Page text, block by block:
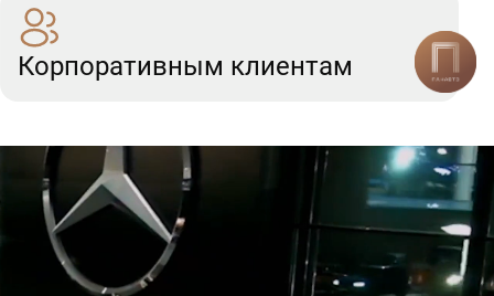
Корпоративным клиентам